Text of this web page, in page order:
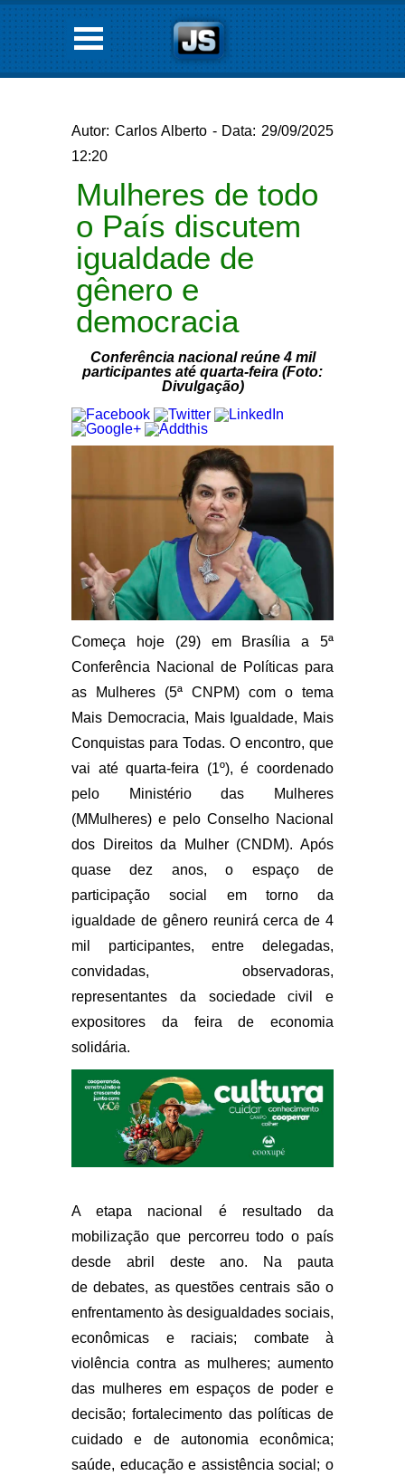
Autor: Carlos Alberto - Data: 29/09/2025
12:20
Mulheres de todo
o País discutem
igualdade de
gênero e
democracia
Conferência nacional reúne 4 mil
participantes até quarta-feira (Foto:
Divulgação)
Começa hoje (29) em Brasília a 5ª
Conferência Nacional de Políticas para
as Mulheres (5ª CNPM) com o tema
Mais Democracia, Mais Igualdade, Mais
Conquistas para Todas. O encontro, que
vai até quarta-feira (1º), é coordenado
pelo Ministério das Mulheres
(MMulheres) e pelo Conselho Nacional
dos Direitos da Mulher (CNDM). Após
quase dez anos, o espaço de
participação social em torno da
igualdade de gênero reunirá cerca de 4
mil participantes, entre delegadas,
convidadas, observadoras,
representantes da sociedade civil e
expositores da feira de economia
solidária.
A etapa nacional é resultado da
mobilização que percorreu todo o país
desde abril deste ano. Na pauta
de debates, as questões centrais são o
enfrentamento às desigualdades sociais,
econômicas e raciais; combate à
violência contra as mulheres; aumento
das mulheres em espaços de poder e
decisão; fortalecimento das políticas de
cuidado e de autonomia econômica;
saúde, educação e assistência social; o